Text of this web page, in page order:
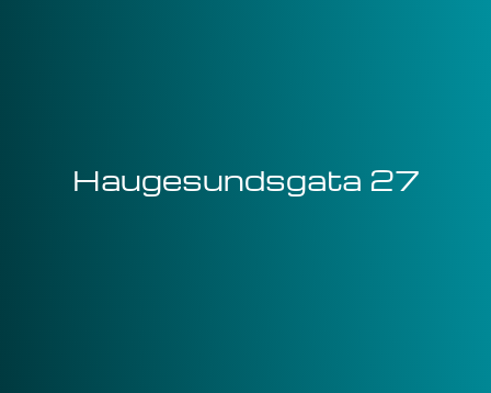
Haugesundsgata 27